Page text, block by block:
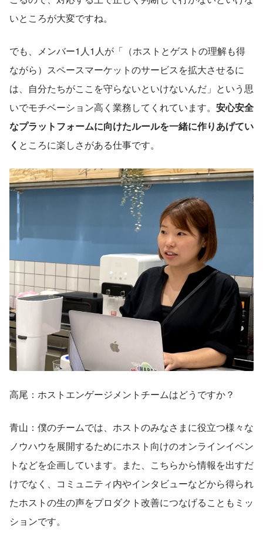
いところが大変ですね。
でも、メンバー1人1人が「（ホストとゲストの理解も得
ながら）スペースマーケットのサービスを拡大させるに
は、自分たちがここを守らないといけないんだ」という思
いでモチベーション高く業務してくれています。 安心安全
なプラットフォームに向けたルールを一緒に作りあげてい
く ところに楽しさがある仕事です。
高尾：ホストエンゲージメントチームはどうですか？
青山：僕のチームでは、ホストのみなさまに役立つ様々な
ノウハウを展開するためにホスト向けのオンラインイベン
トなどを企画しています。また、こちらから情報を出すだ
けでなく、コミュニティ内やインタビューなどから得られ
たホストの生の声をプロダクト改善につなげることもミッ
ションです。